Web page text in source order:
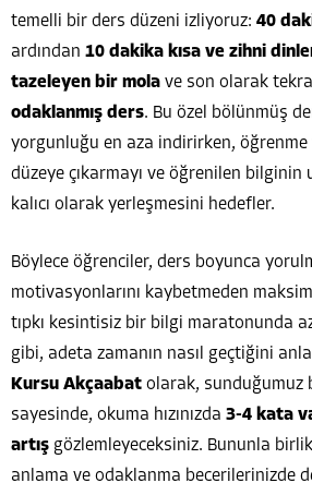
temelli bir ders düzeni izliyoruz: 40
ardından 10 dakika kısa ve zihni
tazeleyen bir mola ve son olarak
odaklanmış ders. Bu özel bölünmüş
yorgunluğu en aza indirirken,
düzeye çıkarmayı ve öğrenilen bilginin
kalıcı olarak yerleşmesini hedefler.
Böylece öğrenciler, ders boyunca
motivasyonlarını kaybetmeden
tıpkı kesintisiz bir bilgi maratonunda
gibi, adeta zamanın nasıl geçtiğini
Kursu Akçaabat olarak, sunduğumuz
sayesinde, okuma hızınızda 3-4 kata
artış gözlemleyeceksiniz. Bununla
anlama ve odaklanma becerilerinizde